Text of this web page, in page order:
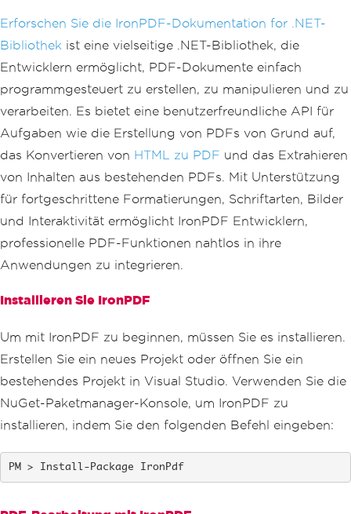
Erforschen Sie die IronPDF-Dokumentation for .NET-
Bibliothek ist eine vielseitige .NET-Bibliothek, die
Entwicklern ermöglicht, PDF-Dokumente einfach
programmgesteuert zu erstellen, zu manipulieren und zu
verarbeiten. Es bietet eine benutzerfreundliche API für
Aufgaben wie die Erstellung von PDFs von Grund auf,
das Konvertieren von HTML zu PDF und das Extrahieren
von Inhalten aus bestehenden PDFs. Mit Unterstützung
für fortgeschrittene Formatierungen, Schriftarten, Bilder
und Interaktivität ermöglicht IronPDF Entwicklern,
professionelle PDF-Funktionen nahtlos in ihre
Anwendungen zu integrieren.
Installieren Sie IronPDF
Um mit IronPDF zu beginnen, müssen Sie es installieren.
Erstellen Sie ein neues Projekt oder öffnen Sie ein
bestehendes Projekt in Visual Studio. Verwenden Sie die
NuGet-Paketmanager-Konsole, um IronPDF zu
installieren, indem Sie den folgenden Befehl eingeben:
Install-Package IronPdf